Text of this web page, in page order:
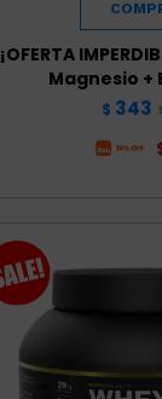
¡OFERTA
Magnesio +
$ 343